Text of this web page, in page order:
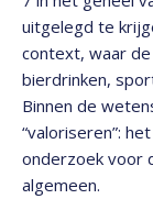
uitgelegd te
context, waar
bierdrinken,
Binnen de
“valoriseren”:
onderzoek voor
algemeen.